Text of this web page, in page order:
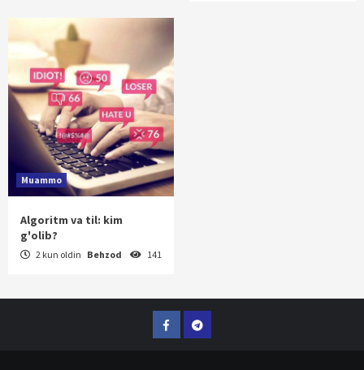
Muammo
Algoritm va til: kim
g'olib?
2 kun oldin Behzod 141
FacebookTelegram